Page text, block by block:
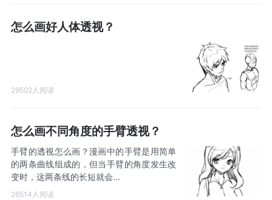
怎么画好人体透视？
29502人阅读
怎么画不同角度的手臂透视？
手臂的透视怎么画？漫画中的手臂是用简单
的两条曲线组成的，但当手臂的角度发生改
变时，这两条线的长短就会...
26514人阅读